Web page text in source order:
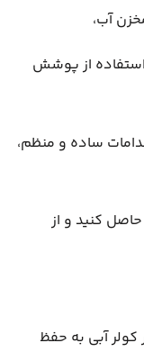
آب،
از پوشش
ساده و منظم،
کنید و از
کولر آبی به حفظ